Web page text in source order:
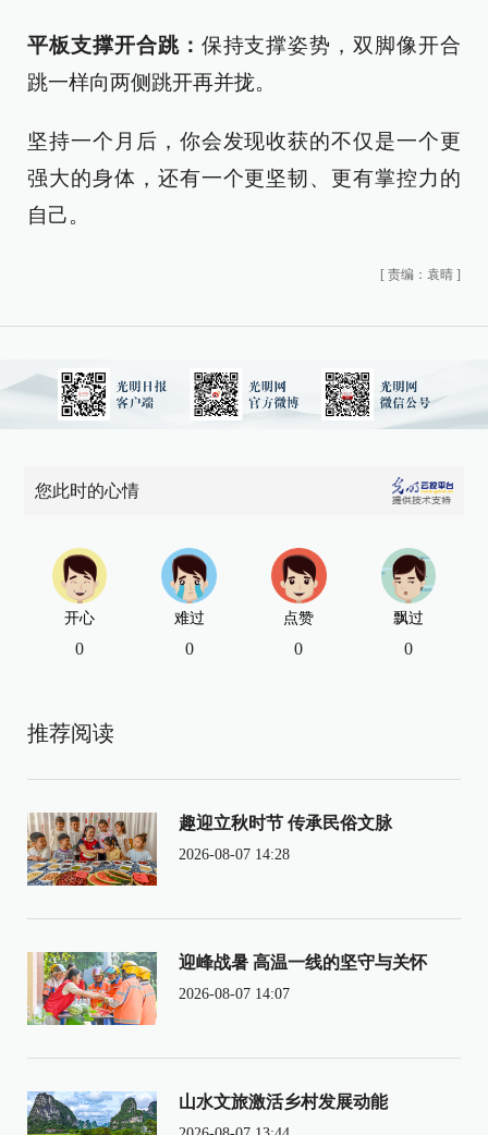
平板支撑开合跳： 保持支撑姿势，双脚像开合
跳一样向两侧跳开再并拢。
坚持一个月后，你会发现收获的不仅是一个更
强大的身体，还有一个更坚韧、更有掌控力的
自己。
[ 责编：袁晴 ]
您此时的心情
开心
0
难过
0
点赞
0
飘过
0
推荐阅读
趣迎立秋时节 传承民俗文脉
2026-08-07 14:28
迎峰战暑 高温一线的坚守与关怀
2026-08-07 14:07
山水文旅激活乡村发展动能